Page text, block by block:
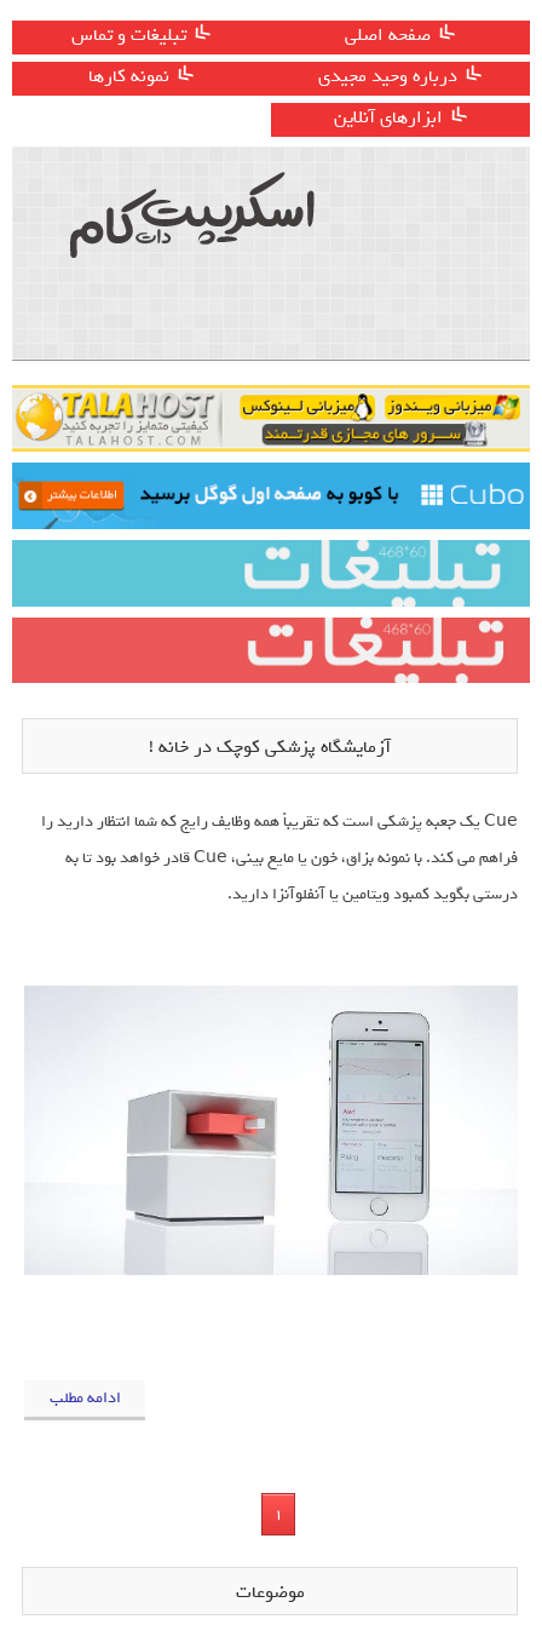
صفحه اصلی
تبلیغات و تماس
درباره وحید مجیدی
نمونه کارها
ابزارهای آنلاین
آزمایشگاه پزشکی کوچک در خانه !
Cue یک جعبه پزشکی است که تقریباً همه وظایف رایج که شما انتظار دارید را
فراهم می کند. با نمونه بزاق، خون یا مایع بینی، Cue قادر خواهد بود تا به
درستی بگوید کمبود ویتامین یا آنفلوآنزا دارید.
ادامه مطلب
1
موضوعات